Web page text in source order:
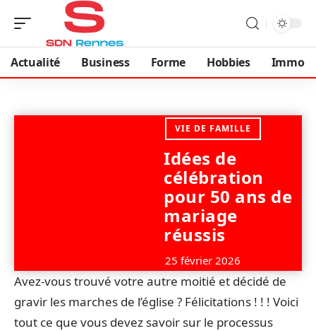
Actualité Business Forme Hobbies Immo
VIE DE FAMILLE
Idées de
célébration
pour 50 ans de
mariage
réussis
25 février 2026
Avez-vous trouvé votre autre moitié et décidé de
gravir les marches de l’église ? Félicitations ! ! ! Voici
tout ce que vous devez savoir sur le processus